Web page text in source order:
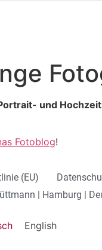
und
Fotoblog!
(EU)
| Hamburg |
English